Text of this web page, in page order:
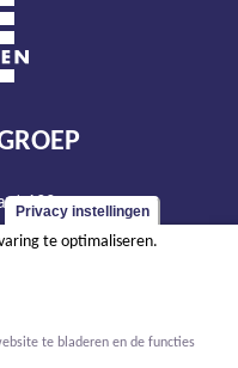
133
Privacy instellingen
te optimaliseren.
te bladeren en de functies